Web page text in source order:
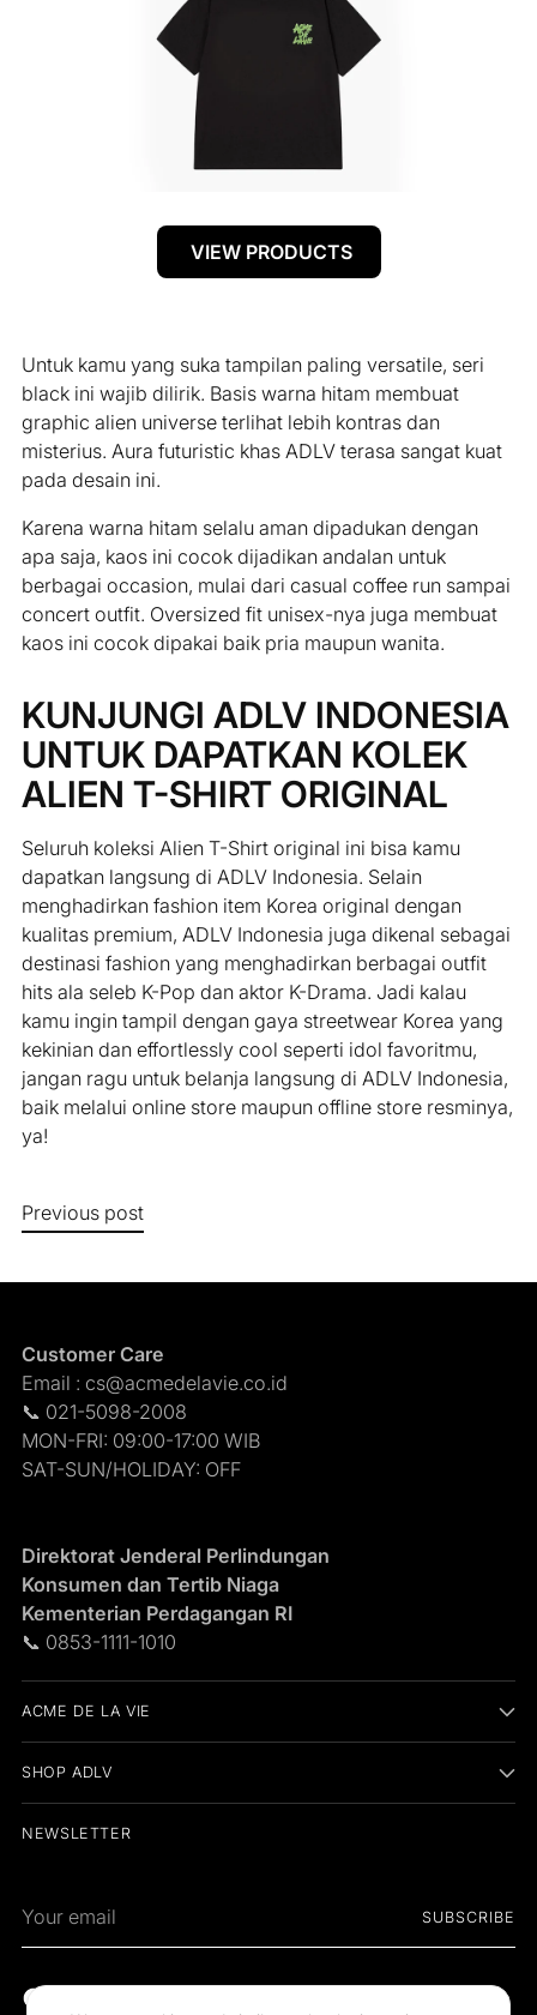
VIEW PRODUCTS
Untuk kamu yang suka tampilan paling versatile, seri
black ini wajib dilirik. Basis warna hitam membuat
graphic alien universe terlihat lebih kontras dan
misterius. Aura futuristic khas ADLV terasa sangat kuat
pada desain ini.
Karena warna hitam selalu aman dipadukan dengan
apa saja, kaos ini cocok dijadikan andalan untuk
berbagai occasion, mulai dari casual coffee run sampai
concert outfit. Oversized fit unisex-nya juga membuat
kaos ini cocok dipakai baik pria maupun wanita.
KUNJUNGI ADLV INDONESIA
UNTUK DAPATKAN KOLEK
ALIEN T-SHIRT ORIGINAL
Seluruh koleksi Alien T-Shirt original ini bisa kamu
dapatkan langsung di ADLV Indonesia. Selain
menghadirkan fashion item Korea original dengan
kualitas premium, ADLV Indonesia juga dikenal sebagai
destinasi fashion yang menghadirkan berbagai outfit
hits ala seleb K-Pop dan aktor K-Drama. Jadi kalau
kamu ingin tampil dengan gaya streetwear Korea yang
kekinian dan effortlessly cool seperti idol favoritmu,
jangan ragu untuk belanja langsung di ADLV Indonesia,
baik melalui online store maupun offline store resminya,
ya!
Previous post
Customer Care
Email : cs@acmedelavie.co.id
📞 021-5098-2008
MON-FRI: 09:00-17:00 WIB
SAT-SUN/HOLIDAY: OFF
Direktorat Jenderal Perlindungan
Konsumen dan Tertib Niaga
Kementerian Perdagangan RI
📞 0853-1111-1010
ACME DE LA VIE
SHOP ADLV
NEWSLETTER
email
SUBSCRIBE